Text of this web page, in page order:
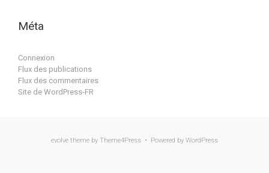
Méta
Connexion
Flux des publications
Flux des commentaires
Site de WordPress-FR
evolve theme by Theme4Press • Powered by WordPress